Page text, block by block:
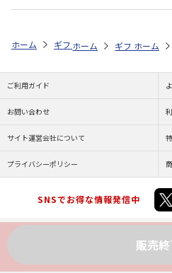
販売終
ホーム ギフトストア お中元・夏
ホーム ギフトストア
ホーム
ご利用ガイド
お問い合わせ
サイト運営会社について
プライバシーポリシー
SNSでお得な情報発信中